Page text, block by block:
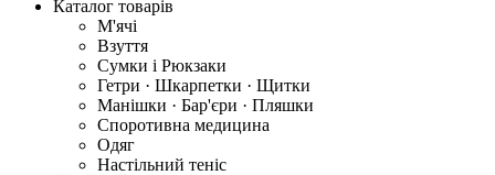
Каталог товарів
М'ячі
Взуття
Сумки і Рюкзаки
Гетри · Шкарпетки · Щитки
Манішки · Бар'єри · Пляшки
Споротивна медицина
Одяг
Настільний теніс